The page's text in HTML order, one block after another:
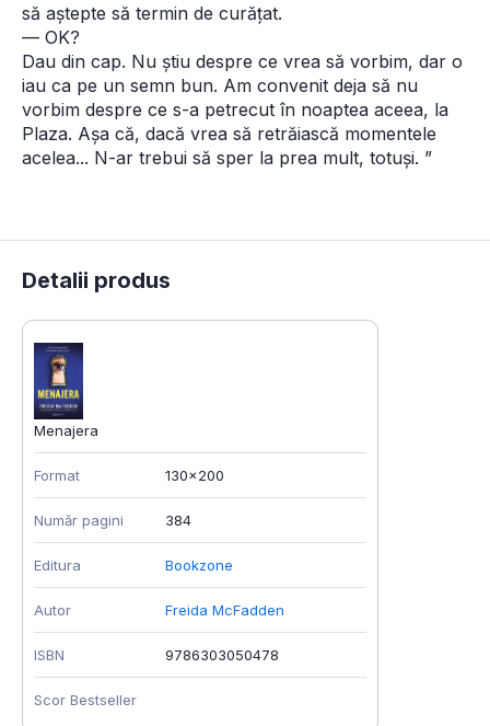
să aștepte să termin de curățat.
— OK?
Dau din cap. Nu știu despre ce vrea să vorbim, dar o
iau ca pe un semn bun. Am convenit deja să nu
vorbim despre ce s-a petrecut în noaptea aceea, la
Plaza. Așa că, dacă vrea să retrăiască momentele
acelea... N-ar trebui să sper la prea mult, totuși. ”
Detalii produs
Menajera
Format 130x200
Număr pagini 384
Editura Bookzone
Autor Freida McFadden
ISBN 9786303050478
Scor Bestseller